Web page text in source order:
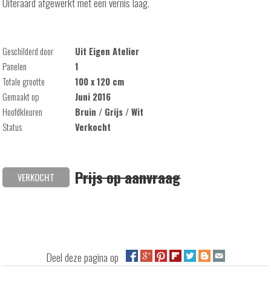
Geschilderd door
Uit Eigen Atelier
Panelen
1
Totale grootte
100 x 120 cm
Gemaakt op
Juni 2016
Hoofdkleuren
Bruin / Grijs / Wit
Status
Verkocht
VERKOCHT Prijs op aanvraag
Deel deze pagina op